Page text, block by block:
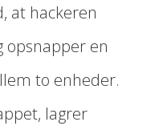
at hackeren
opsnapper en
to enheder.
lagrer